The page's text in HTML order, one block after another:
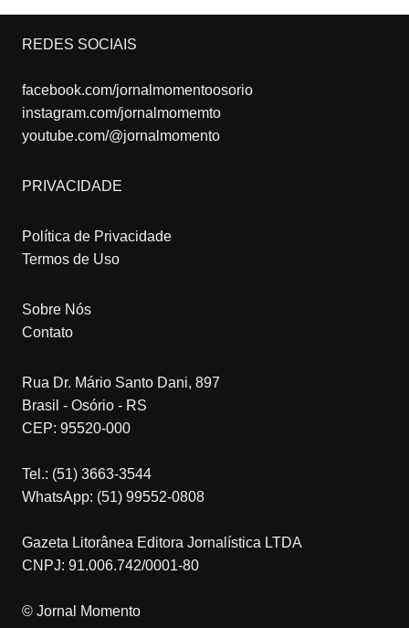
REDES SOCIAIS
facebook.com/jornalmomentoosorio
instagram.com/jornalmomemto
youtube.com/@jornalmomento
PRIVACIDADE
Política de Privacidade
Termos de Uso
Sobre Nós
Contato
Rua Dr. Mário Santo Dani, 897
Brasil - Osório - RS
CEP: 95520-000
Tel.: (51) 3663-3544
WhatsApp: (51) 99552-0808
Gazeta Litorânea Editora Jornalística LTDA
CNPJ: 91.006.742/0001-80
© Jornal Momento